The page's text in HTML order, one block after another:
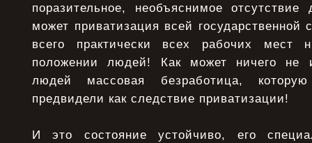
поразительное, необъяснимое
может приватизация всей государственной
всего практически всех рабочих мест
положении людей! Как может ничего не
людей массовая безработица,
предвидели как следствие приватизации!
И это состояние устойчиво, его